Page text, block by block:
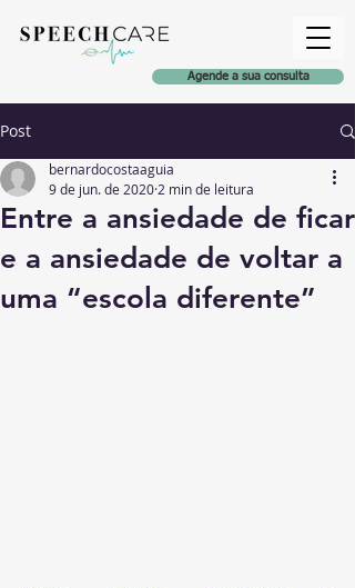
Agende a sua consulta
Post
Entre a ansiedade de ficar
e a ansiedade de voltar a
uma “escola diferente”
bernardocostaaguia
9 de jun. de 2020 2 min de leitura